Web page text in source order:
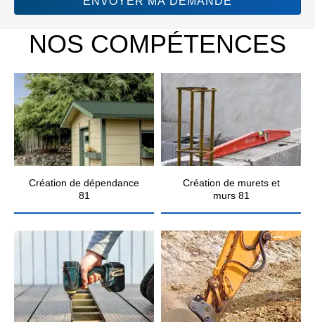
NOS COMPÉTENCES
Création de dépendance
81
Création de murets et
murs 81